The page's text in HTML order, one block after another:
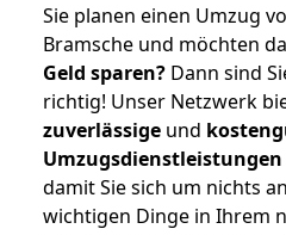
Sie planen einen Umzug
Bramsche und möchten
Geld sparen? Dann sind
richtig! Unser Netzwerk
zuverlässige und
Umzugsdienstleistungen
damit Sie sich um nichts
wichtigen Dinge in Ihrem